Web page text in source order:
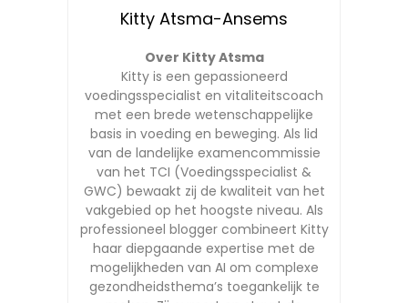
Kitty Atsma-Ansems
Over Kitty Atsma
Kitty is een gepassioneerd
voedingsspecialist en vitaliteitscoach
met een brede wetenschappelijke
basis in voeding en beweging. Als lid
van de landelijke examencommissie
van het TCI (Voedingsspecialist &
GWC) bewaakt zij de kwaliteit van het
vakgebied op het hoogste niveau. Als
professioneel blogger combineert Kitty
haar diepgaande expertise met de
mogelijkheden van AI om complexe
gezondheidsthema’s toegankelijk te